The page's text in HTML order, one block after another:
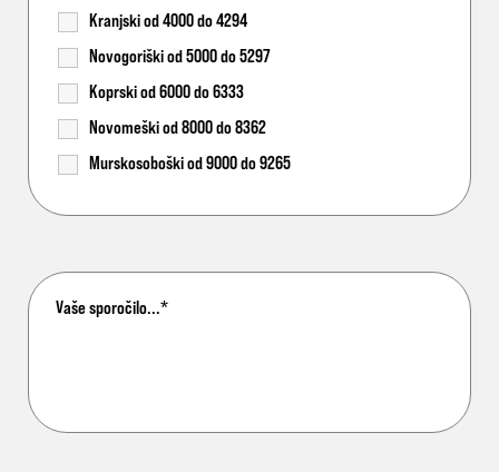
Kranjski od 4000 do 4294
Novogoriški od 5000 do 5297
Koprski od 6000 do 6333
Novomeški od 8000 do 8362
Murskosoboški od 9000 do 9265